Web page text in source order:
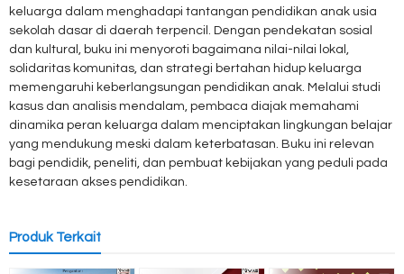
keluarga dalam menghadapi tantangan pendidikan anak usia
sekolah dasar di daerah terpencil. Dengan pendekatan sosial
dan kultural, buku ini menyoroti bagaimana nilai-nilai lokal,
solidaritas komunitas, dan strategi bertahan hidup keluarga
memengaruhi keberlangsungan pendidikan anak. Melalui studi
kasus dan analisis mendalam, pembaca diajak memahami
dinamika peran keluarga dalam menciptakan lingkungan belajar
yang mendukung meski dalam keterbatasan. Buku ini relevan
bagi pendidik, peneliti, dan pembuat kebijakan yang peduli pada
kesetaraan akses pendidikan.
Produk Terkait